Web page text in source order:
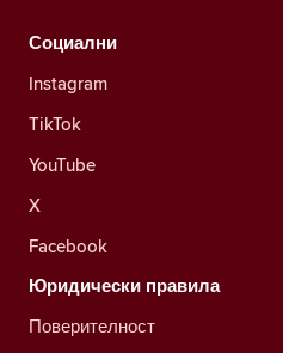
Социални
Instagram
TikTok
YouTube
X
Facebook
Юридически правила
Поверителност